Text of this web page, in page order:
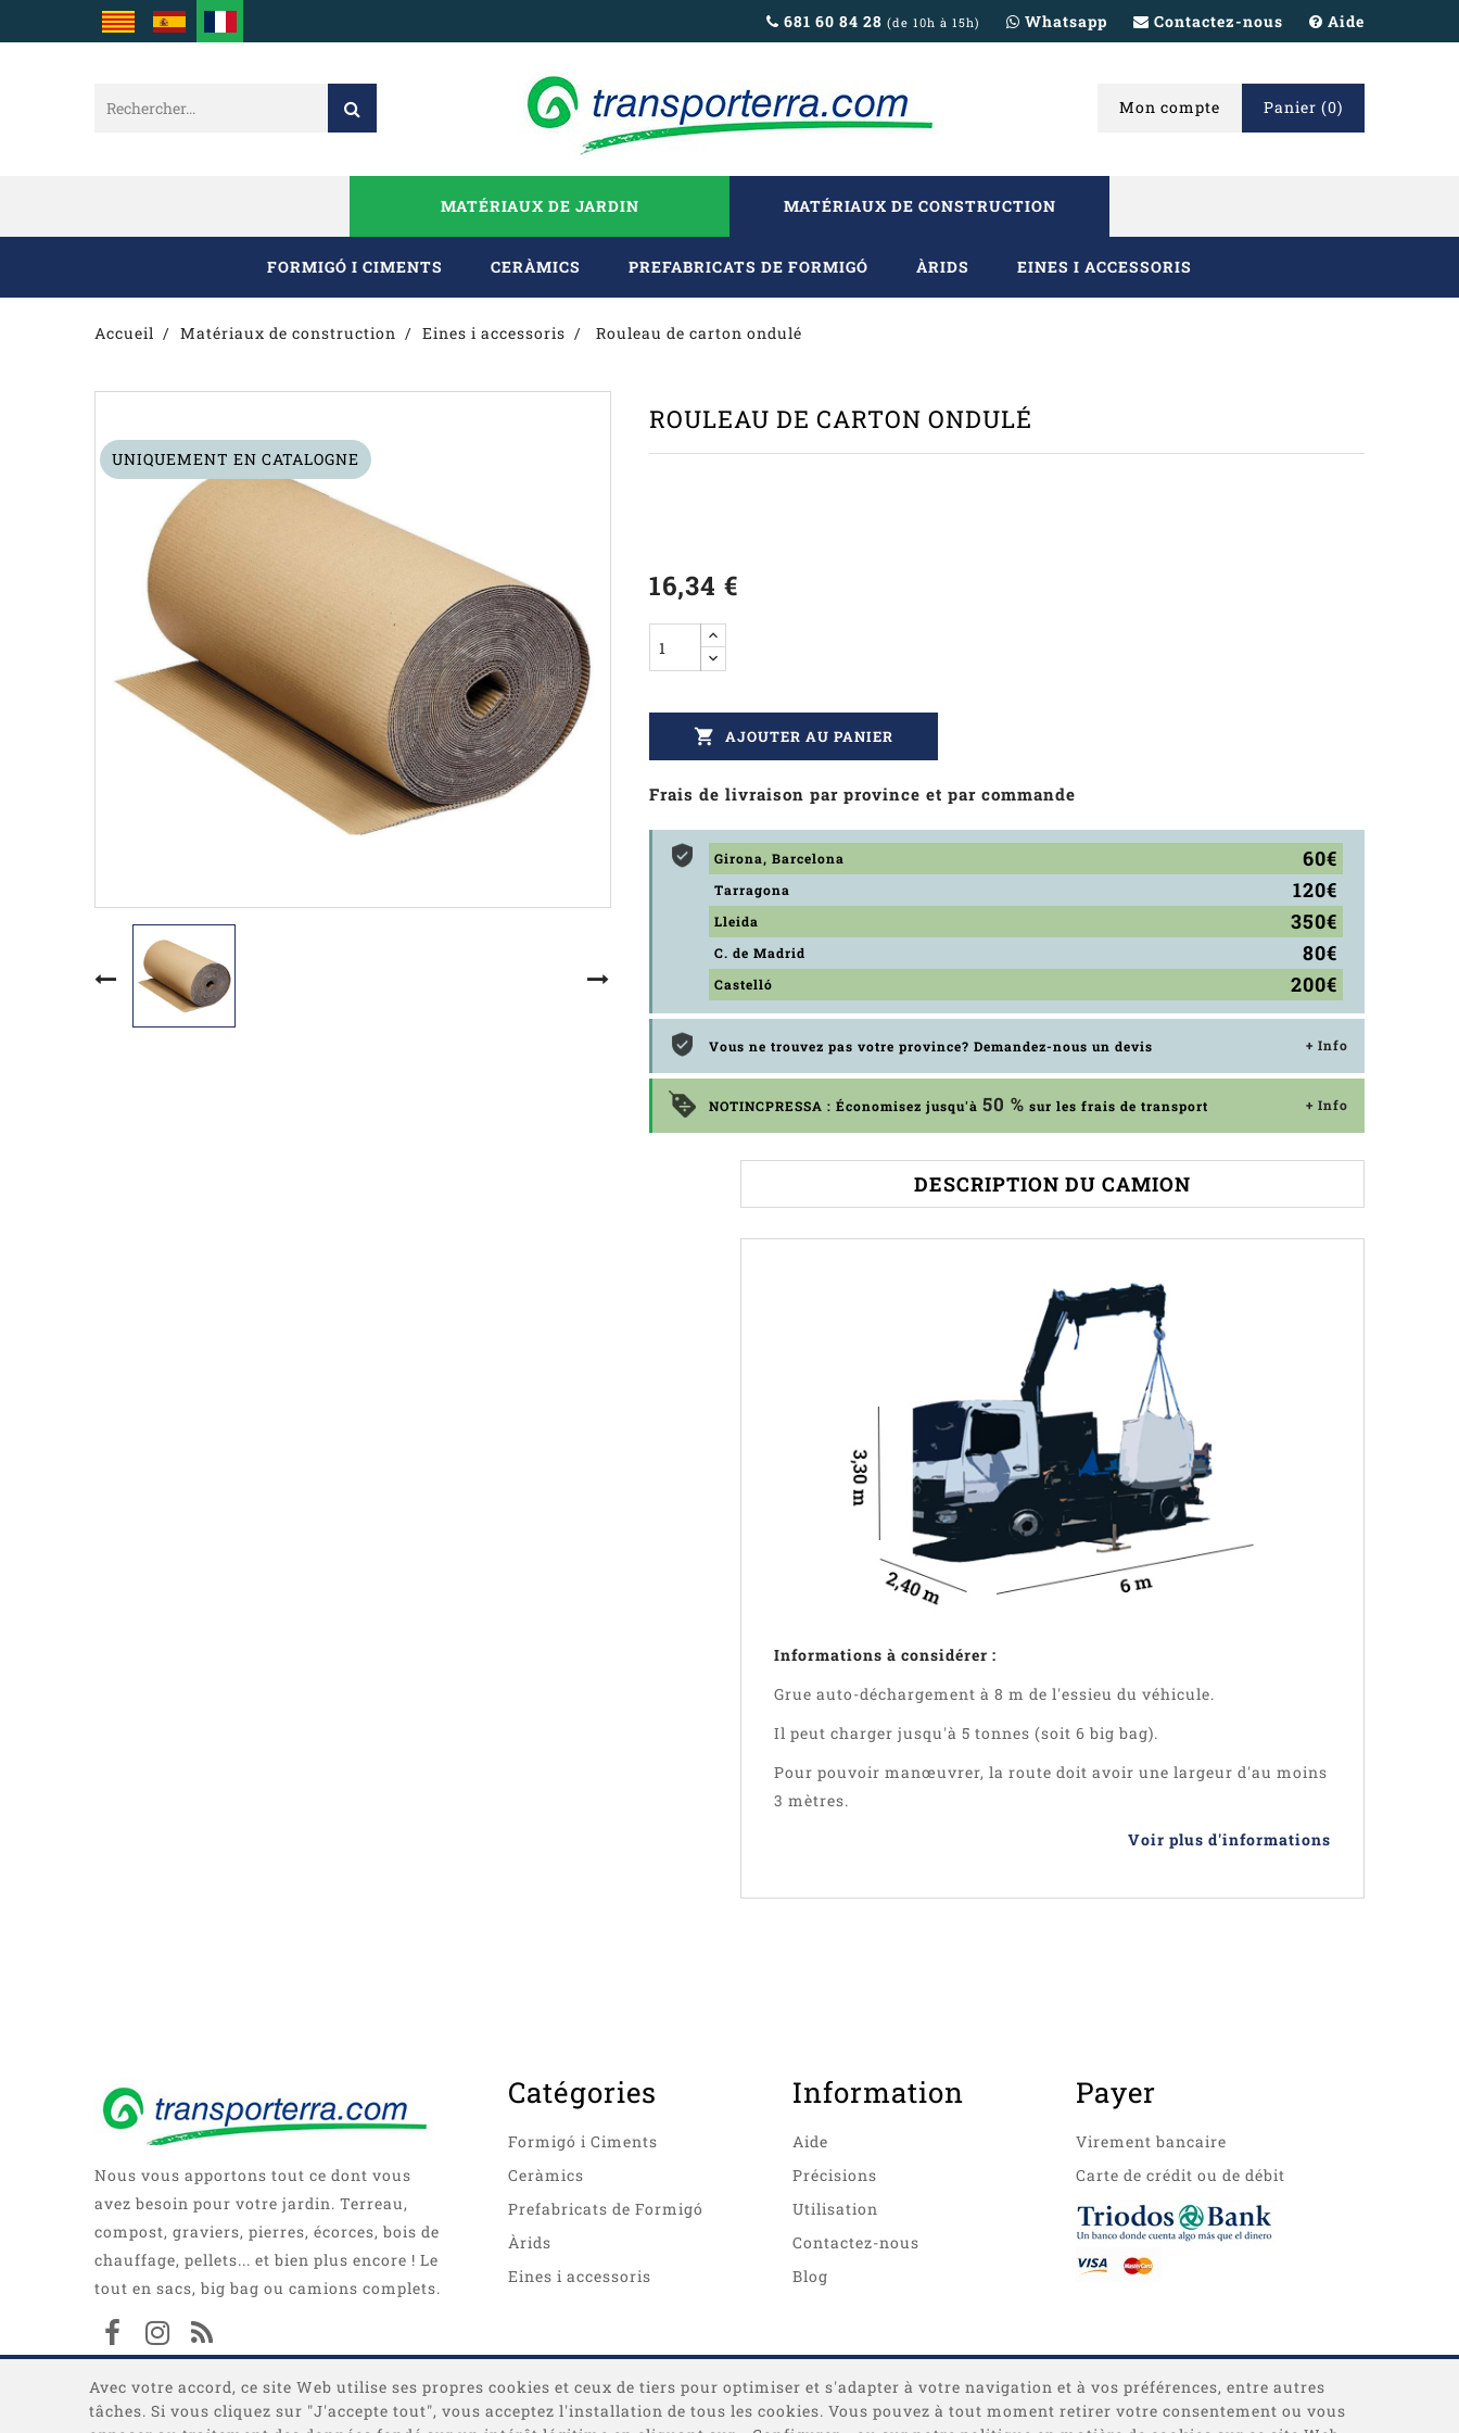
681 60 84 28 (de 10h à 15h) Whatsapp Contactez-nous Aide
Panier (0)
Mon compte
MATÉRIAUX DE JARDIN MATÉRIAUX DE CONSTRUCTION
FORMIGÓ I CIMENTS CERÀMICS PREFABRICATS DE FORMIGÓ ÀRIDS EINES I ACCESSORIS
Accueil Matériaux de construction Eines i accessoris Rouleau de carton ondulé
UNIQUEMENT EN CATALOGNE
ROULEAU DE CARTON ONDULÉ
16,34 €
 AJOUTER AU PANIER
Frais de livraison par province et par commande
Girona, Barcelona 60€
Tarragona 120€
Lleida 350€
C. de Madrid 80€
Castelló 200€
Vous ne trouvez pas votre province? Demandez-nous un devis + Info
NOTINCPRESSA : Économisez jusqu'à 50 % sur les frais de transport + Info
DESCRIPTION DU CAMION
Informations à considérer :
Grue auto-déchargement à 8 m de l'essieu du véhicule.
Il peut charger jusqu'à 5 tonnes (soit 6 big bag).
Pour pouvoir manœuvrer, la route doit avoir une largeur d'au moins
3 mètres.
Voir plus d'informations
Nous vous apportons tout ce dont vous
avez besoin pour votre jardin. Terreau,
compost, graviers, pierres, écorces, bois de
chauffage, pellets... et bien plus encore ! Le
tout en sacs, big bag ou camions complets.
Catégories
Formigó i Ciments
Ceràmics
Prefabricats de Formigó
Àrids
Eines i accessoris
Information
Aide
Précisions
Utilisation
Contactez-nous
Blog
Payer
Virement bancaire
Carte de crédit ou de débit
Avec votre accord, ce site Web utilise ses propres cookies et ceux de tiers pour optimiser et s'adapter à votre navigation et à vos préférences, entre autres
tâches. Si vous cliquez sur "J'accepte tout", vous acceptez l'installation de tous les cookies. Vous pouvez à tout moment retirer votre consentement ou vous